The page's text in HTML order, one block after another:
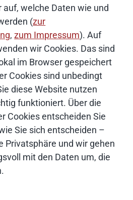
welche Daten wie und
(zur
,zum Impressum). Auf
wir Cookies. Das sind
im Browser gespeichert
Cookies sind unbedingt
diese Website nutzen
funktioniert. Über die
Cookies entscheiden Sie
Sie sich entscheiden –
Privatsphäre und wir gehen
mit den Daten um, die
Bildnachweise